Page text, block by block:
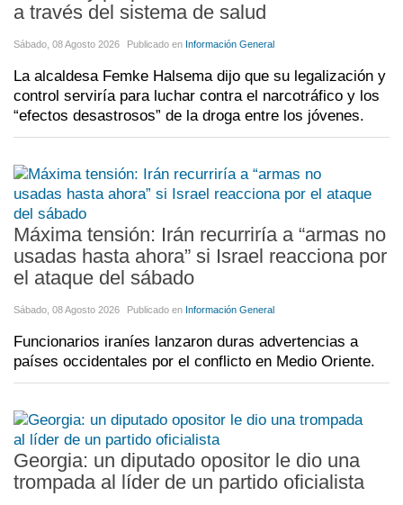
a través del sistema de salud
Sábado, 08 Agosto 2026 Publicado en Información General
La alcaldesa Femke Halsema dijo que su legalización y
control serviría para luchar contra el narcotráfico y los
“efectos desastrosos” de la droga entre los jóvenes.
Máxima tensión: Irán recurriría a “armas no
usadas hasta ahora” si Israel reacciona por
el ataque del sábado
Sábado, 08 Agosto 2026 Publicado en Información General
Funcionarios iraníes lanzaron duras advertencias a
países occidentales por el conflicto en Medio Oriente.
Georgia: un diputado opositor le dio una
trompada al líder de un partido oficialista